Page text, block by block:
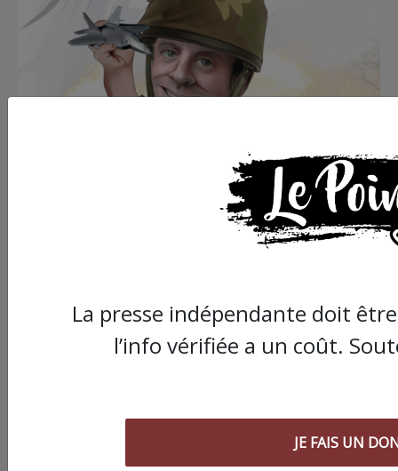
La presse indépendante doit
l’info vérifiée a un coût.
JE FAIS UN